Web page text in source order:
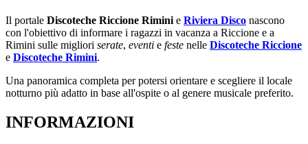
Il portale Discoteche Riccione Rimini e Riviera Disco nascono
con l'obiettivo di informare i ragazzi in vacanza a Riccione e a
Rimini sulle migliori serate, eventi e feste nelle Discoteche Riccione
e Discoteche Rimini.
Una panoramica completa per potersi orientare e scegliere il locale
notturno più adatto in base all'ospite o al genere musicale preferito.
INFORMAZIONI